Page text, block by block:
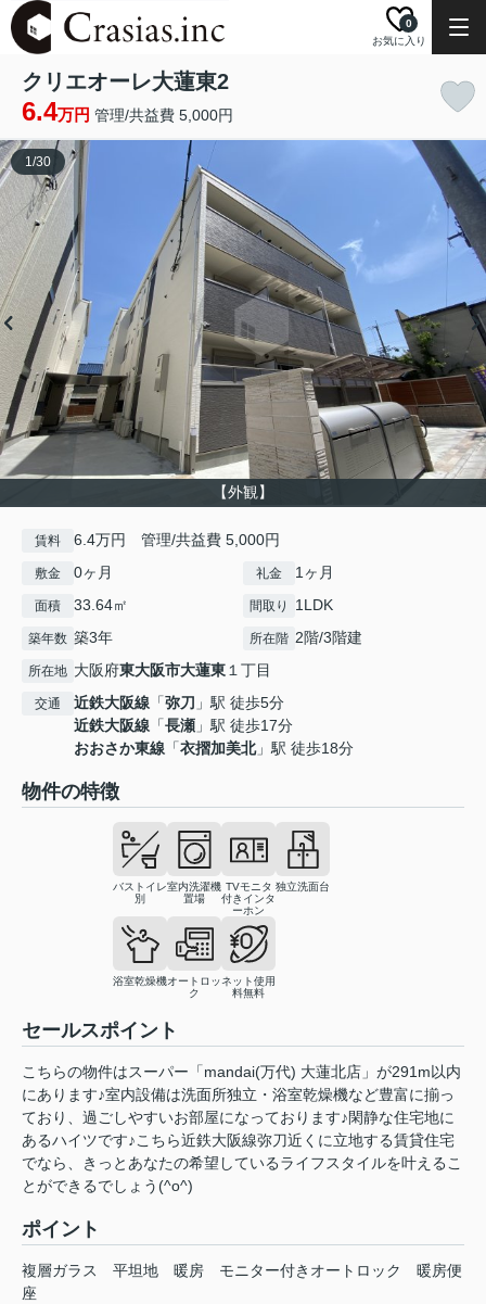
お気に入り
0
クリエオーレ大蓮東2
6.4万円 管理/共益費 5,000円
【外観】
1/30
賃料 6.4万円 管理/共益費 5,000円
敷金 0ヶ月 礼金 1ヶ月
面積 33.64㎡ 間取り 1LDK
築年数 築3年 所在階 2階/3階建
所在地 大阪府東大阪市大蓮東１丁目
交通 近鉄大阪線 「弥刀 」駅 徒歩5分
近鉄大阪線 「長瀬 」駅 徒歩17分
おおさか東線 「衣摺加美北」駅 徒歩18分
物件の特徴
バストイレ
別
室内洗濯機
置場
TVモニタ
付きインタ
ーホン
独立洗面台
浴室乾燥機オートロッ
ク
ネット使用
料無料
セールスポイント
こちらの物件はスーパー「mandai(万代) 大蓮北店」が291m以内
にあります♪室内設備は洗面所独立・浴室乾燥機など豊富に揃っ
ており、過ごしやすいお部屋になっております♪閑静な住宅地に
あるハイツです♪こちら近鉄大阪線弥刀近くに立地する賃貸住宅
でなら、きっとあなたの希望しているライフスタイルを叶えるこ
とができるでしょう(^o^)
ポイント
複層ガラス 平坦地 暖房 モニター付きオートロック
暖房便
座